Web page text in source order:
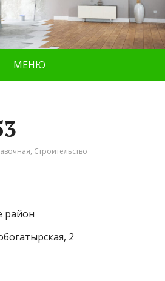
МЕНЮ
, Строительство
район
2